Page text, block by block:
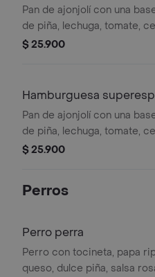
res
Pan de ajonjolí con una
de piña, lechuga, tomate,
doble carne de res, doble
huevos de codorniz.
$ 25.900
Hamburguesa
pollo
Pan de ajonjolí con una
de piña, lechuga, tomate,
doble milanesa de pollo,
huevos de codorniz.
$ 25.900
Perros
Perro perra
Perro con tocineta, papa
queso, dulce piña, salsa